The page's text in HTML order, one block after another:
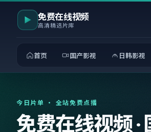
免费在线视频
高清精选片库
首页 国产影视 日韩影视
今日片单 · 全站免费点播
免费在线视频 ·